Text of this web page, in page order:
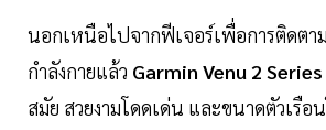
นอกเหนือไปจากฟีเจอร์เพื่อการติดต
กำลังกายแล้ว Garmin Venu 2 Series
สมัย สวยงามโดดเด่น และขนาดตัวเรือ